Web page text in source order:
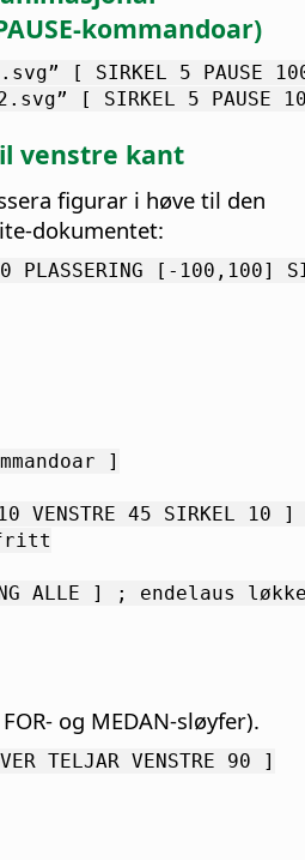
kommandoar)
[ SIRKEL 5 PAUSE
[ SIRKEL 5
venstre kant
figurar i høve til den
dokumentet:
PLASSERING [-100,100]
]
10 VENSTRE 45 SIRKEL
ALLE ] ; endelaus
og MEDAN-sløyfer).
TELJAR VENSTRE 90 ]